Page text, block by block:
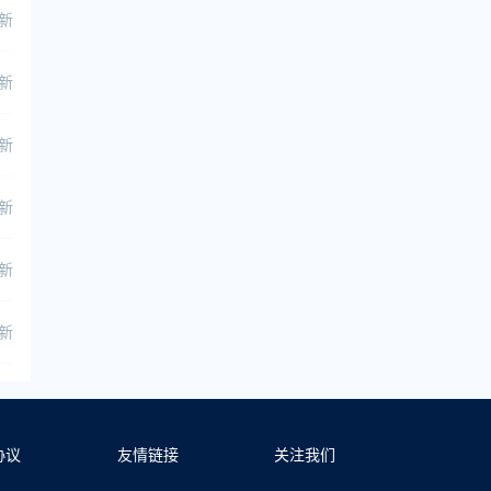
议 友情链接 关注我们